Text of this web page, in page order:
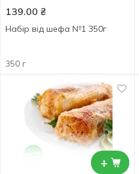
139.00 ₴
Набір від шефа №1 350г
350 г
+